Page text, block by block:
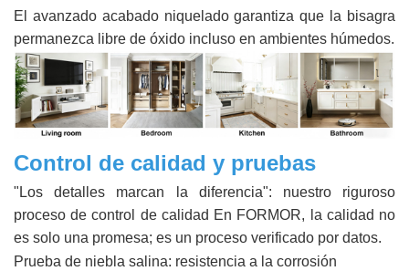
El avanzado acabado niquelado garantiza que la bisagra
permanezca libre de óxido incluso en ambientes húmedos.
Control de calidad y pruebas
"Los detalles marcan la diferencia": nuestro riguroso
proceso de control de calidad En FORMOR, la calidad no
es solo una promesa; es un proceso verificado por datos.
Prueba de niebla salina: resistencia a la corrosión